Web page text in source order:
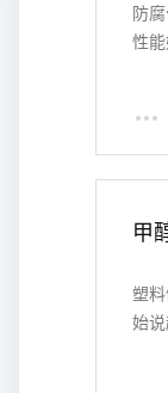
防
性
甲
塑
始